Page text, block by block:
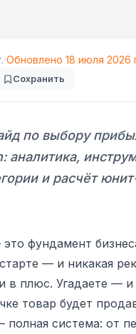
·Обновлено 18 июля 2026
Сохранить
по выбору
аналитика,
и расчёт
фундамент
— и никакая
в плюс. Угадаете —
товар будет
система: от